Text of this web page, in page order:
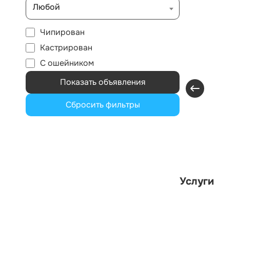
Любой
Чипирован
Кастрирован
С ошейником
Показать объявления
Сбросить фильтры
Услуги